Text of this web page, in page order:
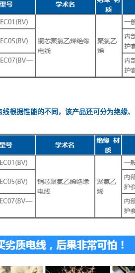
线根据性能的不同，该产品还可分为绝缘